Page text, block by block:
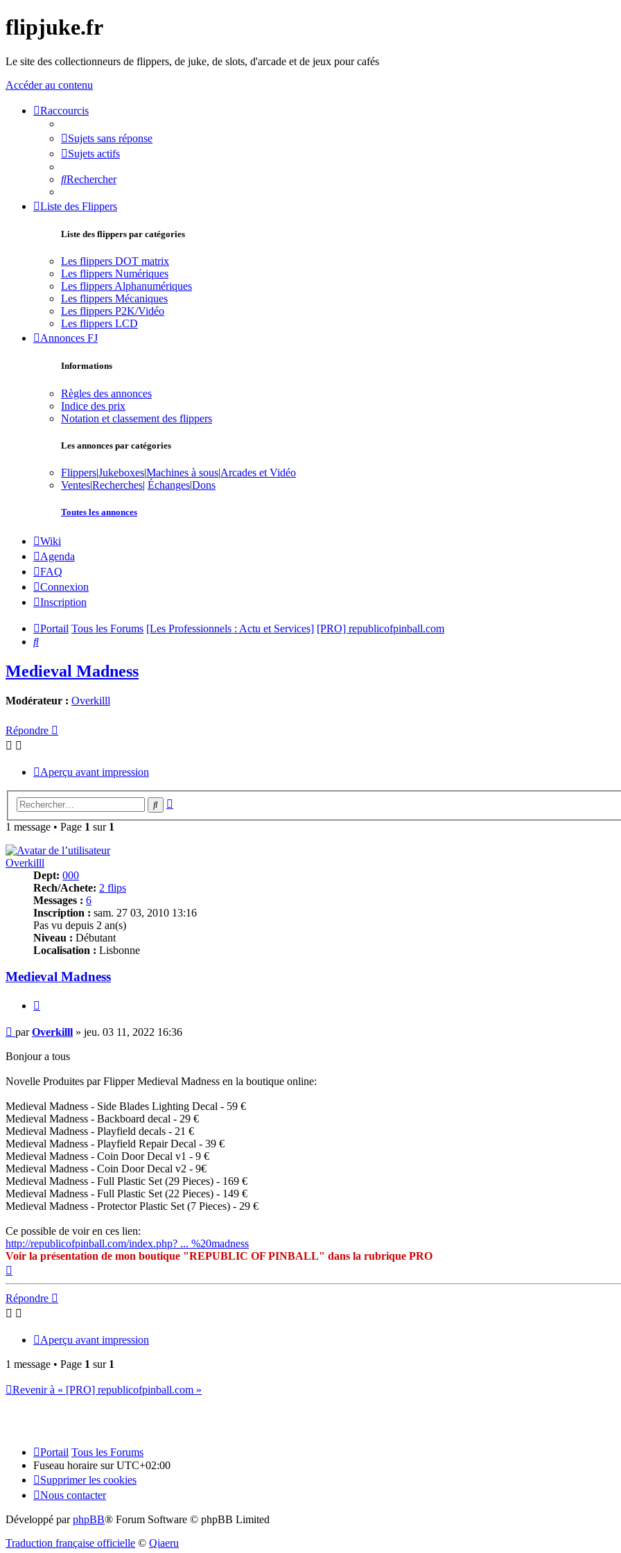
flipjuke.fr
Le site des collectionneurs de flippers, de juke, de slots, d'arcade et de jeux pour cafés
Accéder au contenu
Raccourcis
Sujets sans réponse
Sujets actifs
Rechercher
Liste des Flippers
Liste des flippers par catégories
Les flippers DOT matrix
Les flippers Numériques
Les flippers Alphanumériques
Les flippers Mécaniques
Les flippers P2K/Vidéo
Les flippers LCD
Annonces FJ
Informations
Règles des annonces
Indice des prix
Notation et classement des flippers
Les annonces par catégories
Flippers|Jukeboxes|Machines à sous|Arcades et Vidéo
Ventes|Recherches| Échanges|Dons
Toutes les annonces
Wiki
Agenda
FAQ
Connexion
Inscription
Portail Tous les Forums [Les Professionnels : Actu et Services] [PRO] republicofpinball.com
Rechercher
Medieval Madness
Modérateur : Overkilll
Répondre
Aperçu avant impression
Rechercher
1 message • Page 1 sur 1
Overkilll
Dept: 000
Rech/Achete: 2 flips
Messages : 6
Inscription : sam. 27 03, 2010 13:16
Pas vu depuis 2 an(s)
Niveau : Débutant
Localisation : Lisbonne
Medieval Madness
Message
parOverkilll » jeu. 03 11, 2022 16:36
Bonjour a tous
Novelle Produites par Flipper Medieval Madness en la boutique online:
Medieval Madness - Side Blades Lighting Decal - 59 €
Medieval Madness - Backboard decal - 29 €
Medieval Madness - Playfield decals - 21 €
Medieval Madness - Playfield Repair Decal - 39 €
Medieval Madness - Coin Door Decal v1 - 9 €
Medieval Madness - Coin Door Decal v2 - 9€
Medieval Madness - Full Plastic Set (29 Pieces) - 169 €
Medieval Madness - Full Plastic Set (22 Pieces) - 149 €
Medieval Madness - Protector Plastic Set (7 Pieces) - 29 €
Ce possible de voir en ces lien:
http://republicofpinball.com/index.php? ... %20madness
Voir la présentation de mon boutique "REPUBLIC OF PINBALL" dans la rubrique PRO
Répondre
Aperçu avant impression
1 message • Page 1 sur 1
Revenir à « [PRO] republicofpinball.com »
Portail Tous les Forums
Fuseau horaire surUTC+02:00
Supprimer les cookies
Nous contacter
Développé parphpBB® Forum Software © phpBB Limited
Traduction française officielle © Qiaeru